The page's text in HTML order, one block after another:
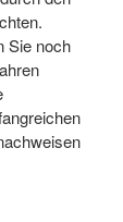
Sie noch